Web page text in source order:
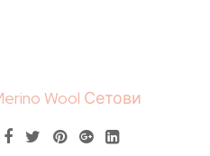
Wool Сетови